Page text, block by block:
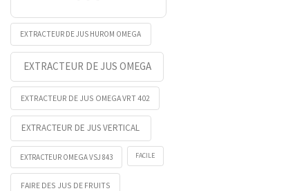
EXTRACTEUR DE JUS HUROM OMEGA
EXTRACTEUR DE JUS OMEGA
EXTRACTEUR DE JUS OMEGA VRT 402
EXTRACTEUR DE JUS VERTICAL
EXTRACTEUR OMEGA VSJ 843 FACILE
FAIRE DES JUS DE FRUITS